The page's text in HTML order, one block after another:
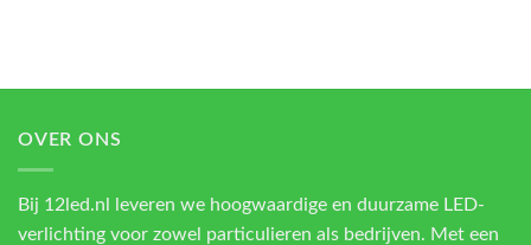
OVER ONS
Bij 12led.nl leveren we hoogwaardige en duurzame LED-
verlichting voor zowel particulieren als bedrijven. Met een